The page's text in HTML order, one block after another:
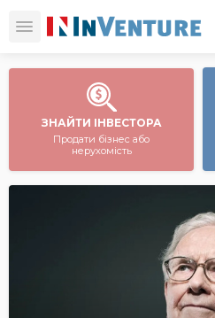
ЗНАЙТИ ІНВЕСТОРА
Продати бізнес або
нерухомість